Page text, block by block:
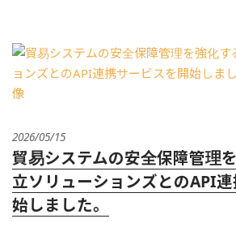
2026/05/15
貿易システムの安全保障管理
立ソリューションズとのAPI
始しました。